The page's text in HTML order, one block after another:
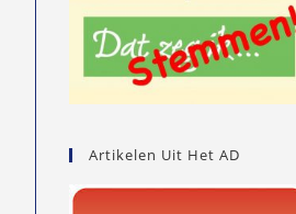
Artikelen Uit Het AD